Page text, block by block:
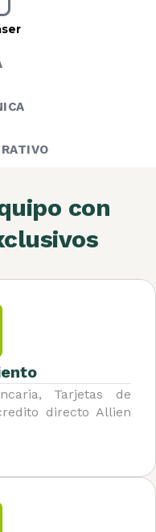
con
Tarjetas de
directo Allien